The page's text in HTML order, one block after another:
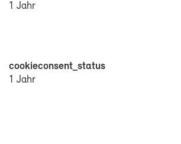
1 Jahr
coo­kie­con­sent_sta­tus
1 Jahr